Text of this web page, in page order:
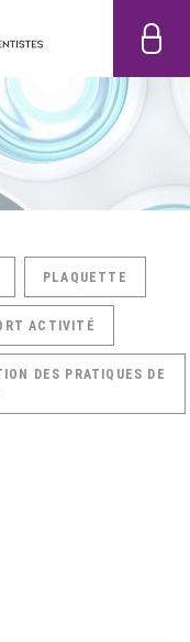
PLAQUETTE
ACTIVITÉ
DES PRATIQUES DE